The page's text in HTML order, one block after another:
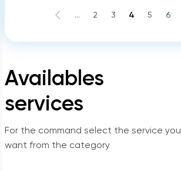
Availables
services
For the command select the service you
want from the category
... 2 3 4 5 6